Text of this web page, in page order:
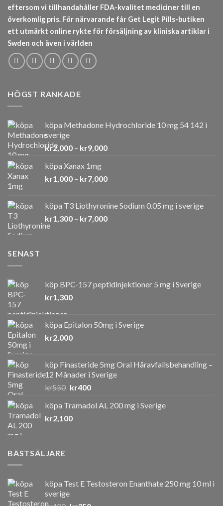
eftersom vi tillhandahåller FDA-kvalitet mediciner till en
överkomlig pris. För närvarande får Get Legit Pills-butiken
ett utmärkt online rykte för försäljning av kliniska artiklar i
Swden och även i världen
HÖGST RANKADE
köpa Methadone Hydrochloride 10 mg 54 142 i
sverige
kr2,000 – kr9,000Prisintervall:
kr9,000
köpa Xanax 1mg
kr1,000 – kr7,000Prisintervall:
kr7,000
köpa T3 Liothyronine Sodium 0.05 mg i sverige
kr1,300 – kr7,000Prisintervall:
SENAST
köp BPC-157 peptidinjektioner 5 mg i Sverige
kr1,300
köpa Epitalon 50mg i Sverige
kr2,000
köp Finasteride 5mg Oral Håravfallsbehandling –
12 Månader i Sverige
kr550 Det
priset
var:
kr400Det
priset
köpa Tramadol AL 200 mg i Sverige
kr2,100
BÄSTSÄLJARE
köpa Test E Testosteron Enanthate 250 mg 10 ml i
sverige